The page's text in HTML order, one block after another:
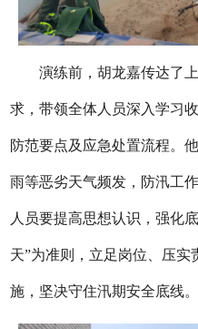
演练前，胡龙嘉传达了上
求，带领全体人员深入学习
防范要点及应急处置流程。
雨等恶劣天气频发，防汛工
人员要提高思想认识，强化
天”为准则，立足岗位、压
施，坚决守住汛期安全底线。